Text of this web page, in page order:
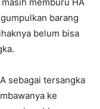
barang
belum bisa
sebagai tersangka
ke